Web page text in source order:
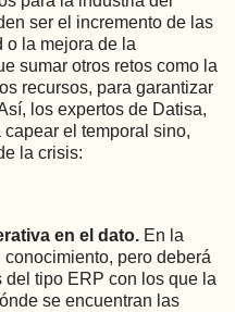
ser el incremento de las
o la mejora de la
sumar otros retos como la
recursos, para garantizar
los expertos de Datisa,
el temporal sino,
la crisis:
en el dato. En la
pero deberá
tipo ERP con los que la
se encuentran las